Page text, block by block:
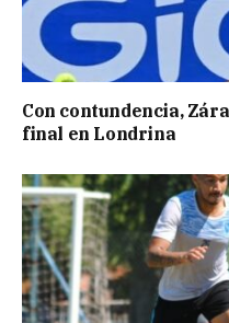
Con contundencia,
final en Londrina